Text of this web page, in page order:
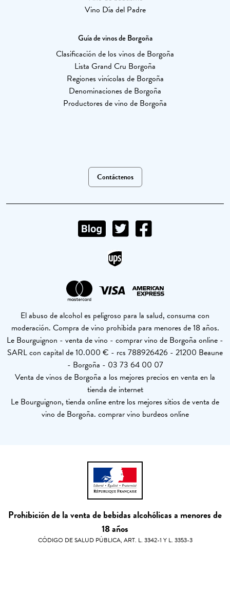
Vino Día del Padre
Guía de vinos de Borgoña
Clasificación de los vinos de Borgoña
Lista Grand Cru Borgoña
Regiones vinícolas de Borgoña
Denominaciones de Borgoña
Productores de vino de Borgoña
Contáctenos
El abuso de alcohol es peligroso para la salud, consuma con
moderación. Compra de vino prohibida para menores de 18 años.
Le Bourguignon - venta de vino - comprar vino de Borgoña online -
SARL con capital de 10.000 € - rcs 788926426 - 21200 Beaune
- Borgoña - 03 73 64 00 07
Venta de vinos de Borgoña a los mejores precios en venta en la
tienda de internet
Le Bourguignon, tienda online entre los mejores sitios de venta de
vino de Borgoña. comprar vino burdeos online
Prohibición de la venta de bebidas alcohólicas a menores de
18 años
CÓDIGO DE SALUD PÚBLICA, ART. L. 3342-1 Y L. 3353-3